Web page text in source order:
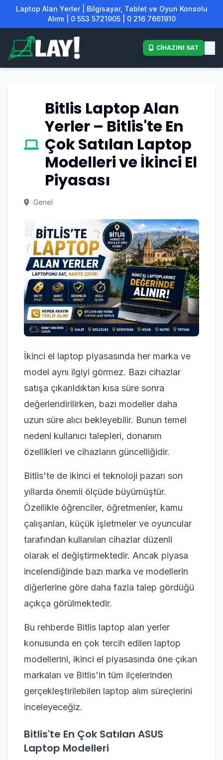
Laptop Alan Yerler | Bilgisayar, Tablet ve Oyun Konsolu
Alımı | 0 553 5721905 | 0 216 7661910
CİHAZINI SAT
Bitlis Laptop Alan
Yerler – Bitlis'te En
Çok Satılan Laptop
Modelleri ve İkinci El
Piyasası
Genel
İkinci el laptop piyasasında her marka ve
model aynı ilgiyi görmez. Bazı cihazlar
satışa çıkarıldıktan kısa süre sonra
değerlendirilirken, bazı modeller daha
uzun süre alıcı bekleyebilir. Bunun temel
nedeni kullanıcı talepleri, donanım
özellikleri ve cihazların güncelliğidir.
Bitlis'te de ikinci el teknoloji pazarı son
yıllarda önemli ölçüde büyümüştür.
Özellikle öğrenciler, öğretmenler, kamu
çalışanları, küçük işletmeler ve oyuncular
tarafından kullanılan cihazlar düzenli
olarak el değiştirmektedir. Ancak piyasa
incelendiğinde bazı marka ve modellerin
diğerlerine göre daha fazla talep gördüğü
açıkça görülmektedir.
Bu rehberde Bitlis laptop alan yerler
konusunda en çok tercih edilen laptop
modellerini, ikinci el piyasasında öne çıkan
markaları ve Bitlis'in tüm ilçelerinden
gerçekleştirilebilen laptop alım süreçlerini
inceleyeceğiz.
Bitlis'te En Çok Satılan ASUS
Laptop Modelleri